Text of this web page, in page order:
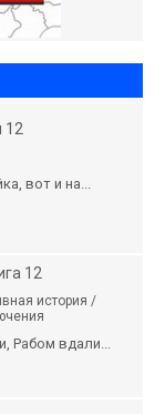
12
вот и на...
12
история /
Рабом вдали...